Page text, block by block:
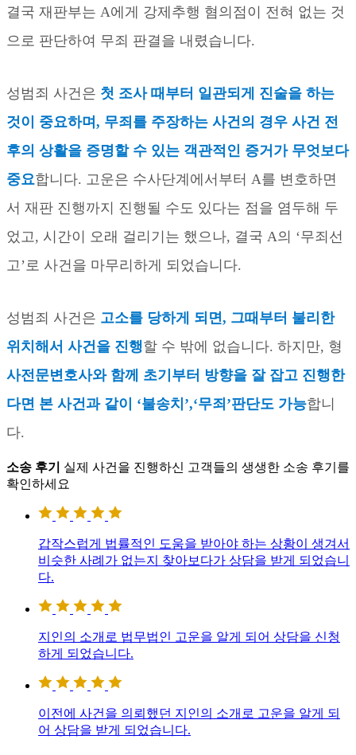
결국 재판부는 A에게 강제추행 혐의점이 전혀 없는 것
으로 판단하여 무죄 판결을 내렸습니다.
성범죄 사건은 첫 조사 때부터 일관되게 진술을 하는
것이 중요하며 , 무죄를 주장하는 사건의 경우 사건 전
후의 상활을 증명할 수 있는 객관적인 증거가 무엇보다
중요합니다. 고운은 수사단계에서부터 A를 변호하면
서 재판 진행까지 진행될 수도 있다는 점을 염두해 두
었고 , 시간이 오래 걸리기는 했으나, 결국 A의 ‘무죄선
고 ’ 로 사건을 마무리하게 되었습니다.
성범죄 사건은 고소를 당하게 되면 , 그때부터 불리한
위치해서 사건을 진행할 수 밖에 없습니다. 하지만, 형
사전문변호사와 함께 초기부터 방향을 잘 잡고 진행한
다면 본 사건과 같이 ‘불송치 ’,‘무죄 ’판단도 가능합니
다.
소송 후기 실제 사건을 진행하신 고객들의 생생한 소송 후기를
확인하세요
갑작스럽게 법률적인 도움을 받아야 하는 상황이 생겨서
비슷한 사례가 없는지 찾아보다가 상담을 받게 되었습니
다.
지인의 소개로 법무법인 고운을 알게 되어 상담을 신청
하게 되었습니다.
이전에 사건을 의뢰했던 지인의 소개로 고운을 알게 되
어 상담을 받게 되었습니다.